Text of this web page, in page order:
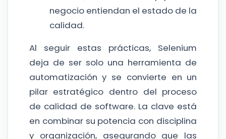
negocio entiendan el estado de la
calidad.
Al seguir estas prácticas, Selenium
deja de ser solo una herramienta de
automatización y se convierte en un
pilar estratégico dentro del proceso
de calidad de software. La clave está
en combinar su potencia con disciplina
y organización, asegurando que las